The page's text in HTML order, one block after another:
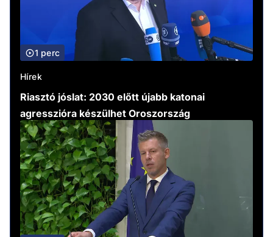
1 perc
Hírek
Riasztó jóslat: 2030 előtt újabb katonai
agresszióra készülhet Oroszország